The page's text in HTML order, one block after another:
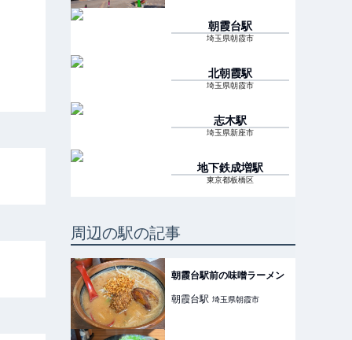
朝霞台駅
埼玉県朝霞市
北朝霞駅
埼玉県朝霞市
志木駅
埼玉県新座市
地下鉄成増駅
東京都板橋区
周辺の駅の記事
朝霞台駅前の味噌ラーメン
朝霞台駅 埼玉県朝霞市